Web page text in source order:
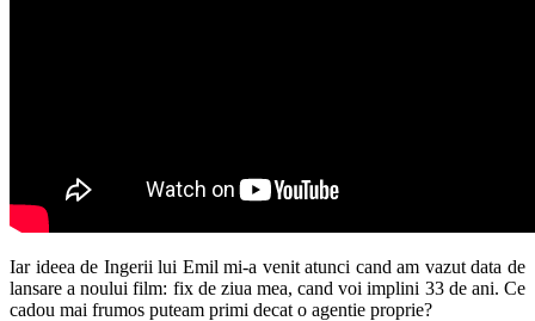
Iar ideea de Ingerii lui Emil mi-a venit atunci cand am vazut data de
lansare a noului film: fix de ziua mea, cand voi implini 33 de ani. Ce
cadou mai frumos puteam primi decat o agentie proprie?